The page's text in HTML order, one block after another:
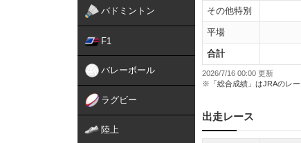
バドミントン
F1
バレーボール
ラグビー
陸上
その他特別
平場
合計
2026/7/16 00:00 更新
※「総合成績」はJRAのレー
出走レース